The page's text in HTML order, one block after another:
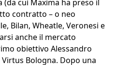
(da cui Maxima ha preso il
contratto – o neo
Bilan, Wheatle, Veronesi e
anche il mercato
obiettivo Alessandro
Bologna. Dopo una